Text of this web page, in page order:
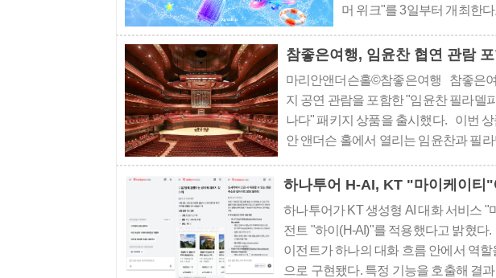
머 위크"를 3일부터 개최한
썸머위크" 두 가지 축으로 전
마리안앤더슨홀©참좋은여행 참좋은
지 공연 관람을 포함한 "임윤찬 필라델
나다" 패키지 상품을 출시했다. 이번
안 앤더슨 홀에서 열리는 임윤찬과 필
호흡을 맞췄던 마린 알솝이 맡는다. 여
하나투어 H-AI, KT "마이케이티"
하나투어가 KT 생성형 AI 대화 서비스 "
전트 "하이(H-AI)"를 적용했다고 밝혔다
이전트가 하나의 대화 흐름 안에서 역할
으로 구현됐다. 특정 기능을 호출해 결